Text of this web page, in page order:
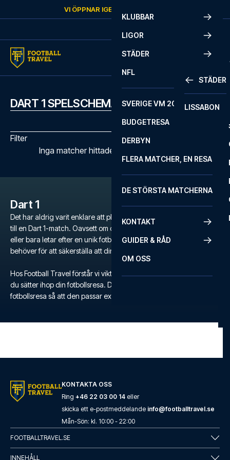
VI ÖPPNAR IGEN
KLUBBAR
LIGOR
STÄDER
STÄDER
LISSABON
NFL
SVERIGE VM 2026
BUDGETRESA
DERBYN
FLERA MATCHER, EN RESA
DE STÖRSTA MATCHERNA
KONTAKT
GUIDER & RÅD
OM OSS
DART 1 SPELSCHEMA
Filter
Inga matcher hittades med de valda filtren
Dart 1
Det har aldrig varit enklare att planera en oförglömlig fotbollsresa
till en Dart 1-match. Oavsett om du är en dedikerad fan av Dart 1
eller bara letar efter en unik fotbollsupplevelse, erbjuder vi allt du
behöver för att säkerställa att din fotbollsresa blir minnesvärd.
Hos Football Travel förstår vi vikten av flexibilitet och komfort när
du sätter ihop din fotbollsresa. Därför kan du skräddarsy din egen
fotbollsresa så att den passar exakt till dina behov och önskemål.
KONTAKTA OSS
Ring +46 22 03 00 14 eller
skicka ett e-postmeddelande info@footballtravel.se
Mån-Sön: kl. 10:00 - 22:00
FOOTBALLTRAVEL.SE
INNEHÅLL